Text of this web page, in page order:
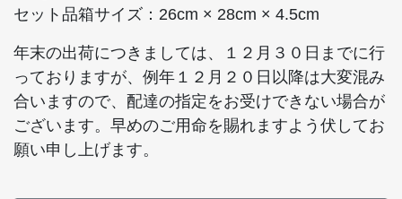
セット品箱サイズ：26cm × 28cm × 4.5cm
年末の出荷につきましては、１２月３０日までに行
っておりますが、例年１２月２０日以降は大変混み
合いますので、配達の指定をお受けできない場合が
ございます。早めのご用命を賜れますよう伏してお
願い申し上げます。